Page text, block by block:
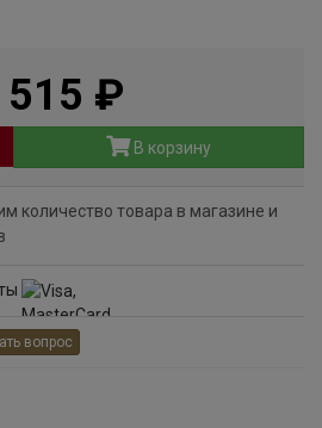
515
В корзину
количество товара в магазине и
вопрос